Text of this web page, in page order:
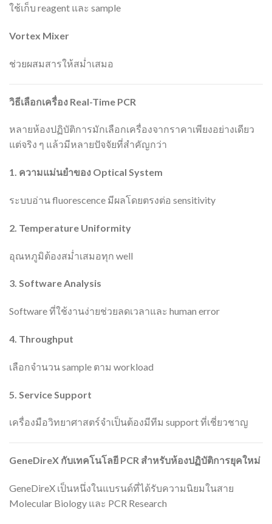
ใช้เก็บ reagent และ sample
Vortex Mixer
ช่วยผสมสารให้สม่ำเสมอ
วิธีเลือกเครื่อง Real-Time PCR
หลายห้องปฏิบัติการมักเลือกเครื่องจากราคาเพียงอย่างเดียว
แต่จริง ๆ แล้วมีหลายปัจจัยที่สำคัญกว่า
1. ความแม่นยำของ Optical System
ระบบอ่าน fluorescence มีผลโดยตรงต่อ sensitivity
2. Temperature Uniformity
อุณหภูมิต้องสม่ำเสมอทุก well
3. Software Analysis
Software ที่ใช้งานง่ายช่วยลดเวลาและ human error
4. Throughput
เลือกจำนวน sample ตาม workload
5. Service Support
เครื่องมือวิทยาศาสตร์จำเป็นต้องมีทีม support ที่เชี่ยวชาญ
GeneDireX กับเทคโนโลยี PCR สำหรับห้องปฏิบัติการยุคใหม่
GeneDireX เป็นหนึ่งในแบรนด์ที่ได้รับความนิยมในสาย
Molecular Biology และ PCR Research